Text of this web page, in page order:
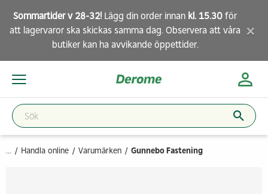
Sommartider v 28-32! Lägg din order innan kl. 15.30 för
att lagervaror ska skickas samma dag. Observera att våra
butikerkan ha avvikande öppettider. ×
... Handla online Varumärken Gunnebo Fastening